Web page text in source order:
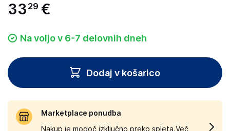
33 29 €
Na voljo v 6-7 delovnih dneh
Dodaj v košarico
Marketplace ponudba
Nakup je mogoč izključno preko spleta.Več